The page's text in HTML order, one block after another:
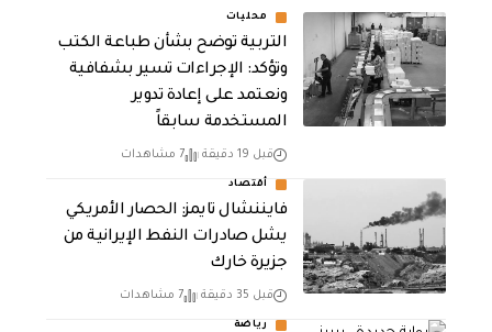
محليات
التربية توضح بشأن طباعة الكتب
وتؤكد: الإجراءات تسير بشفافية
ونعتمد على إعادة تدوير
المستخدمة سابقاً
قبل 19 دقيقة 7 مشاهدات
أقتصاد
فايننشال تايمز: الحصار الأمريكي
يشل صادرات النفط الإيرانية من
جزيرة خارك
قبل 35 دقيقة 7 مشاهدات
رياضة